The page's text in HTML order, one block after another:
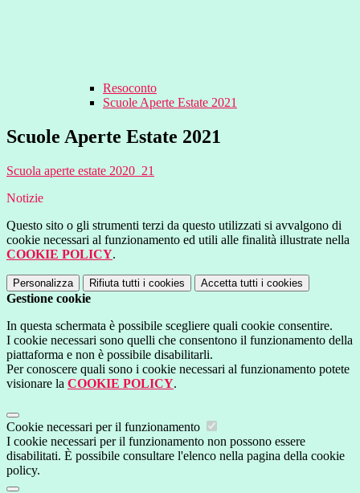
Resoconto
Scuole Aperte Estate 2021
Scuole Aperte Estate 2021
Scuola aperte estate 2020_21
Notizie
Questo sito o gli strumenti terzi da questo utilizzati si avvalgono di
cookie necessari al funzionamento ed utili alle finalità illustrate nella
COOKIE POLICY.
Personalizza Rifiuta tutti i cookies Accetta tutti i cookies
Gestione cookie
In questa schermata è possibile scegliere quali cookie consentire.
I cookie necessari sono quelli che consentono il funzionamento della
piattaforma e non è possibile disabilitarli.
Per conoscere quali sono i cookie necessari al funzionamento potete
visionare la COOKIE POLICY.
Cookie necessari per il funzionamento
I cookie necessari per il funzionamento non possono essere
disabilitati. È possibile consultare l'elenco nella pagina della cookie
policy.